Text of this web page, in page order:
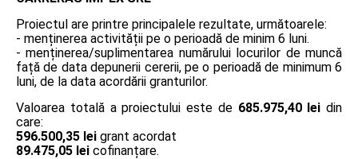
Proiectul are printre principalele rezultate, următoarele:
- menținerea activității pe o perioadă de minim 6 luni.
- menținerea/suplimentarea numărului locurilor de muncă
față de data depunerii cererii, pe o perioadă de minimum 6
luni, de la data acordării granturilor.
Valoarea totală a proiectului este de 685.975,40 lei din
care:
596.500,35 lei grant acordat
89.475,05 lei cofinanțare.